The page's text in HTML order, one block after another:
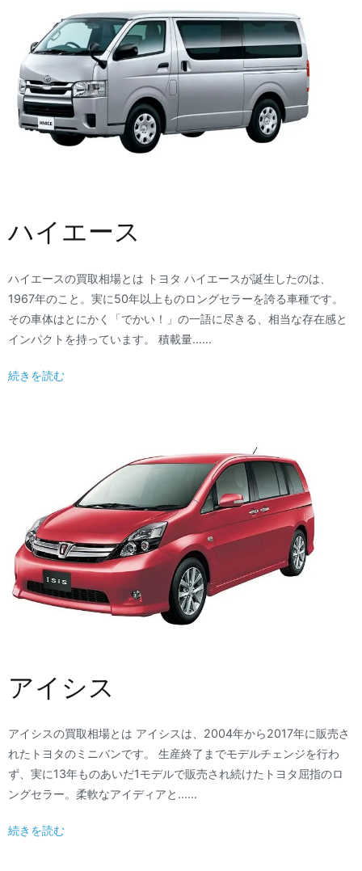
ハイエース
ハイエースの買取相場とは トヨタ ハイエースが誕生したのは、
1967年のこと。実に50年以上ものロングセラーを誇る車種です。
その車体はとにかく「でかい！」の一語に尽きる、相当な存在感と
インパクトを持っています。 積載量……
続きを読む
アイシス
アイシスの買取相場とは アイシスは、2004年から2017年に販売さ
れたトヨタのミニバンです。 生産終了までモデルチェンジを行わ
ず、実に13年ものあいだ1モデルで販売され続けたトヨタ屈指のロ
ングセラー。柔軟なアイディアと……
続きを読む